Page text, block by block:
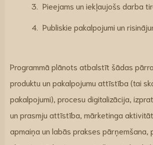
Pieejams un iekļaujošs darba
Publiskie pakalpojumi un
Programmā plānots atbalstīt šādas
produktu un pakalpojumu attīstība (tai
pakalpojumi), procesu digitalizācija,
un prasmju attīstība, mārketinga
apmaiņa un labās prakses pārņemšana,